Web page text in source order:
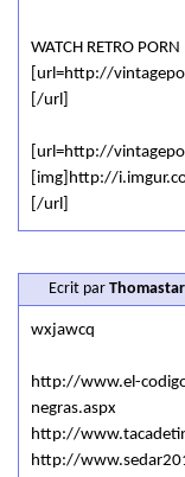
WATCH RETRO PORN
[url=http://
[/url]
[url=http://
[img]http://
[/url]
Ecrit par Thomastar
wxjawcq
http://www.el-
negras.aspx
http://
http://